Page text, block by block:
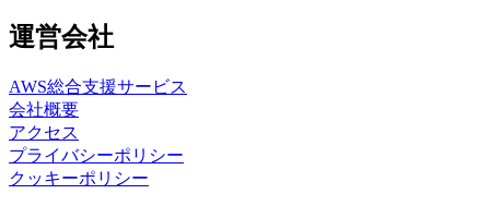
運営会社
AWS総合支援サービス
会社概要
アクセス
プライバシーポリシー
クッキーポリシー